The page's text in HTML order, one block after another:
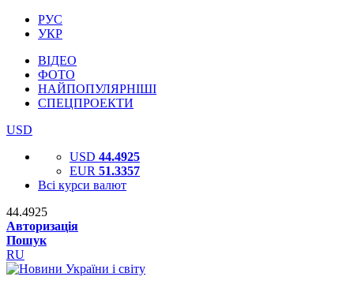
РУС
УКР
ВІДЕО
ФОТО
НАЙПОПУЛЯРНІШІ
СПЕЦПРОЕКТИ
USD
USD 44.4925
EUR 51.3357
Всі курси валют
44.4925
Авторизація
Пошук
RU